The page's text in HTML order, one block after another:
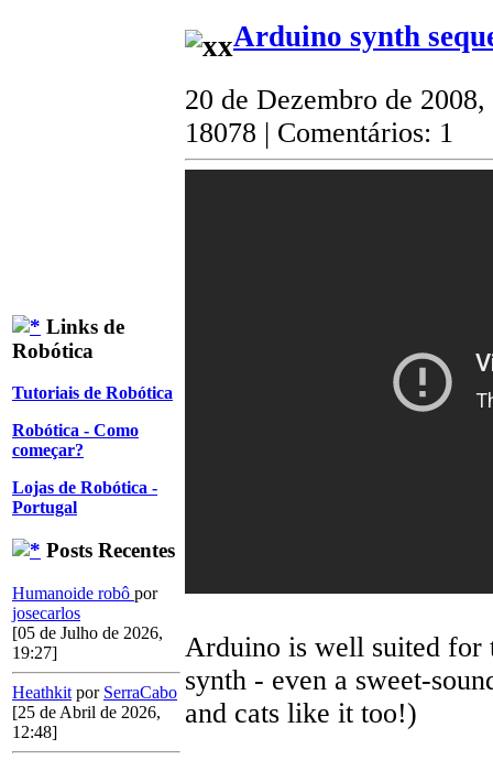
Links de
Robótica
Tutoriais de Robótica
Robótica - Como
começar?
Lojas de Robótica -
Portugal
Posts Recentes
Humanoide robô por
josecarlos
[05 de Julho de 2026,
19:27]
Heathkit por SerraCabo
[25 de Abril de 2026,
12:48]
Arduino synth
20 de Dezembro de
18078 | Comentários: 1
Arduino is well suited for
synth - even a sweet-
and cats like it too!)